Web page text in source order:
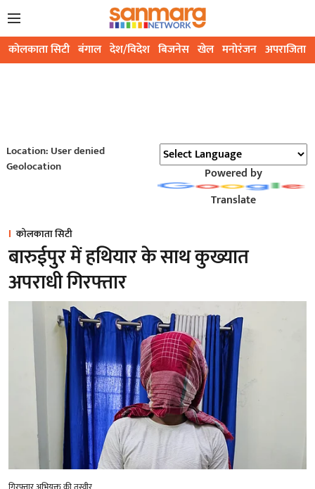
कोलकाता सिटी बंगाल देश/विदेश बिजनेस खेल मनोरंजन अपराजिता
Location: User denied
Geolocation
Powered by
Translate
कोलकाता सिटी
बारुईपुर में हथियार के साथ कुख्यात
अपराधी गिरफ्तार